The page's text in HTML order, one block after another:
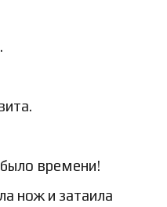
времени!
нож и затаила